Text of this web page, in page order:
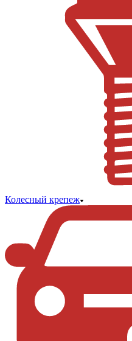
Колесный крепеж